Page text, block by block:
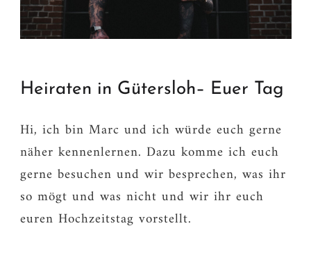
Heiraten in Gütersloh– Euer Tag
Hi, ich bin Marc und ich würde euch gerne
näher kennenlernen. Dazu komme ich euch
gerne besuchen und wir besprechen, was ihr
so mögt und was nicht und wir ihr euch
euren Hochzeitstag vorstellt.